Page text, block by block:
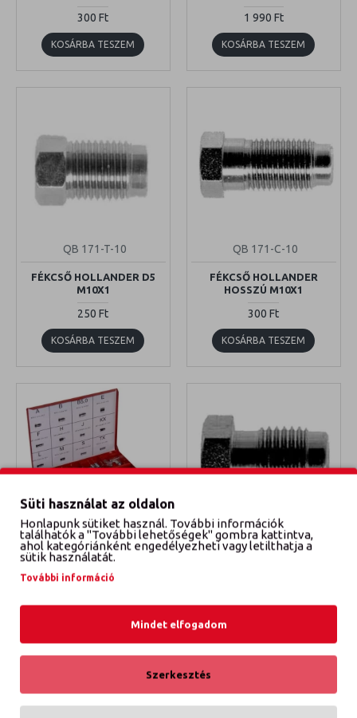
300 Ft
KOSÁRBA TESZEM
1 990 Ft
KOSÁRBA TESZEM
QB 171-T-10
FÉKCSŐ HOLLANDER D5
M10X1
250 Ft
KOSÁRBA TESZEM
QB 171-C-10
FÉKCSŐ HOLLANDER
HOSSZÚ M10X1
300 Ft
KOSÁRBA TESZEM
Q0001
FÉKCSŐ HOLLANDER
18 900 Ft
QB 171-A-10
150 Ft
Süti használat az oldalon
Honlapunk sütiket használ. További információk
találhatók a "További lehetőségek" gombra kattintva,
ahol kategóriánként engedélyezheti vagy letilthatja a
sütik használatát.
További információ
Mindet elfogadom
Szerkesztés